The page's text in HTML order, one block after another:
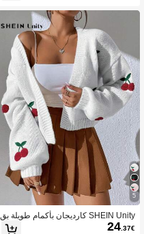
5
SHEIN Unity كارديجان بأكمام طويلة بق
صة الكتف المنسدلة، ذو طبعة الكرز
24.37€